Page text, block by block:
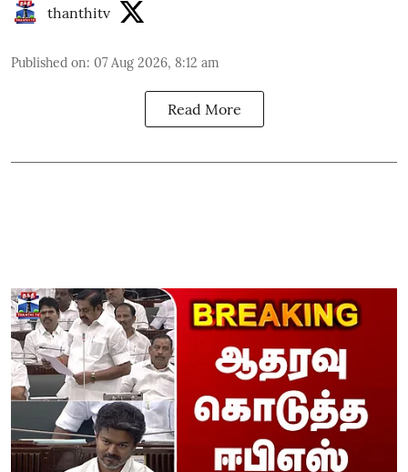
thanthitv
Published on: 07 Aug 2026, 8:12 am
Read More